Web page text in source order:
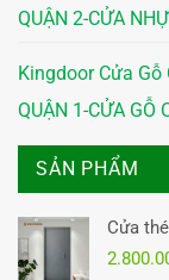
QUẬN 2-CỬA
Kingdoor Cửa Gỗ
QUẬN 1-CỬA GỖ
SẢN PHẨM
Cửa